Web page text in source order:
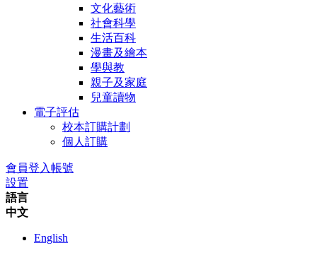
文化藝術
社會科學
生活百科
漫畫及繪本
學與教
親子及家庭
兒童讀物
電子評估
校本訂購計劃
個人訂購
會員登入帳號
設置
語言
中文
English